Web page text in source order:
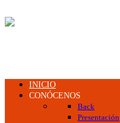
INICIO
CONÓCENOS
Back
Presentación